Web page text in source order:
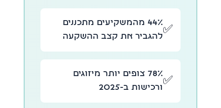
✅
44% מהמשקיעים מתכננים
להגביר את קצב ההשקעה
✅
78% צופים יותר מיזוגים
ורכישות ב-2025